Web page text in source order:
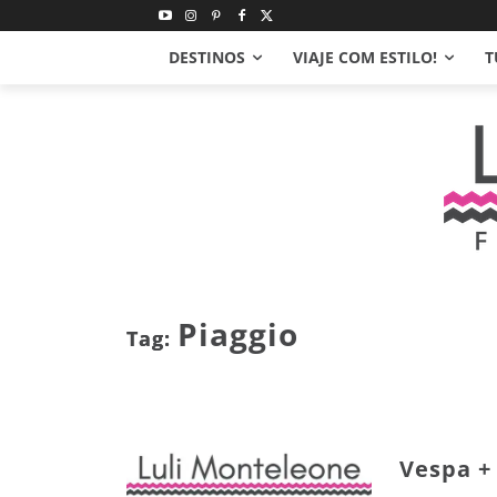
DESTINOS VIAJE COM ESTILO!
Tag: Piaggio
Vespa